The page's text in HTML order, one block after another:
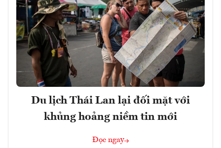
Du lịch Thái Lan lại đối mặt với
khủng hoảng niềm tin mới
Đọc ngay